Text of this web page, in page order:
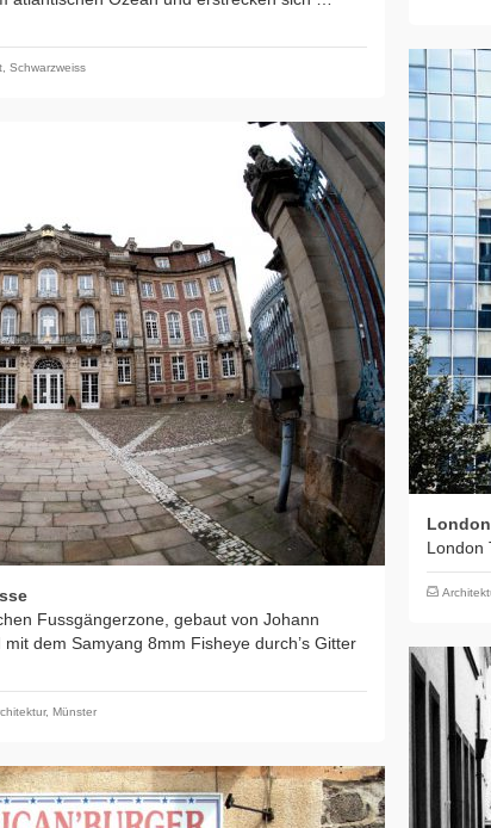
Schwarzweiss
London
Fussgängerzone, gebaut von Johann
dem Samyang 8mm Fisheye durch’s Gitter
, Münster